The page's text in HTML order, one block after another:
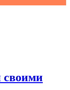
своими